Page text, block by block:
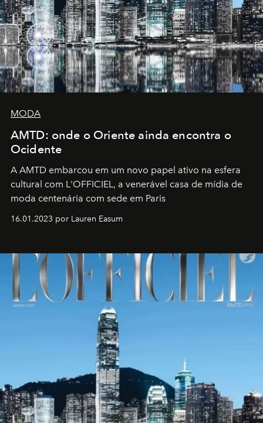
MODA
AMTD: onde o Oriente ainda encontra o
Ocidente
A AMTD embarcou em um novo papel ativo na esfera
cultural com L'OFFICIEL, a venerável casa de mídia de
moda centenária com sede em Paris
16.01.2023 por Lauren Easum